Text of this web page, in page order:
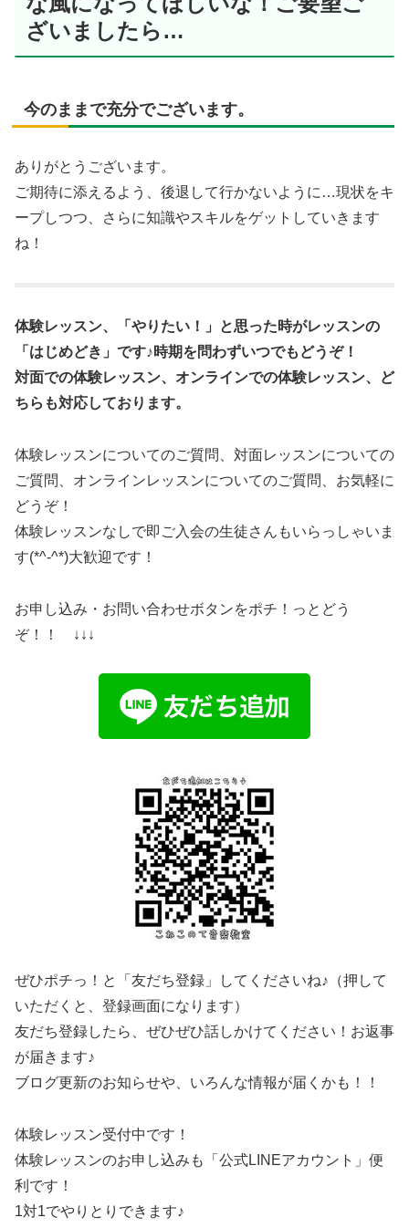
ざいましたら…
今のままで充分でございます。
ありがとうございます。
ご期待に添えるよう、後退して行かないように…現状をキ
ープしつつ、さらに知識やスキルをゲットしていきます
ね！
体験レッスン、「やりたい！」と思った時がレッスンの
「はじめどき」です♪時期を問わずいつでもどうぞ！
対面での体験レッスン、オンラインでの体験レッスン、ど
ちらも対応しております。
体験レッスンについてのご質問、対面レッスンについての
ご質問、オンラインレッスンについてのご質問、お気軽に
どうぞ！
体験レッスンなしで即ご入会の生徒さんもいらっしゃいま
す(*^-^*)大歓迎です！
お申し込み・お問い合わせボタンをポチ！っとどう
ぞ！！ ↓↓↓
ぜひポチっ！と「友だち登録」してくださいね♪（押して
いただくと、登録画面になります）
友だち登録したら、ぜひぜひ話しかけてください！お返事
が届きます♪
ブログ更新のお知らせや、いろんな情報が届くかも！！
体験レッスン受付中です！
体験レッスンのお申し込みも「公式LINEアカウント」便
利です！
1対1でやりとりできます♪